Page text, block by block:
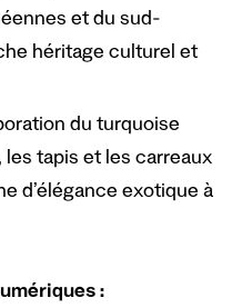
et du sud-
héritage culturel et
du turquoise
tapis et les carreaux
d’élégance exotique à
: